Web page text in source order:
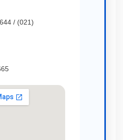
/ (021)